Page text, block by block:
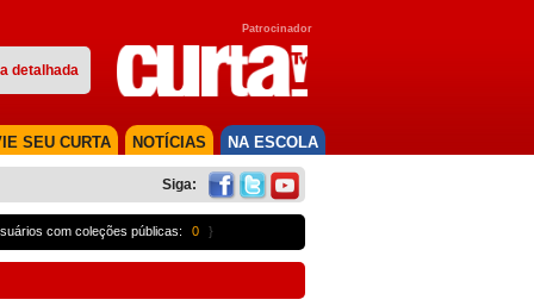
detalhada
Patrocinador
NA ESCOLA
NOTÍCIAS
SEU CURTA
Siga:
com coleções públicas: 0 }